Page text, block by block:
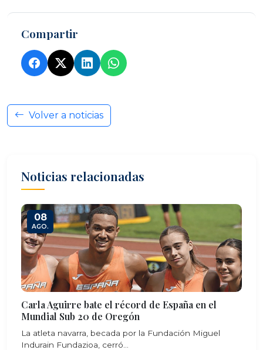
Compartir
Volver a noticias
Noticias relacionadas
08
AGO.
Carla Aguirre bate el récord de España en el
Mundial Sub 20 de Oregón
La atleta navarra, becada por la Fundación Miguel
Indurain Fundazioa, cerró...